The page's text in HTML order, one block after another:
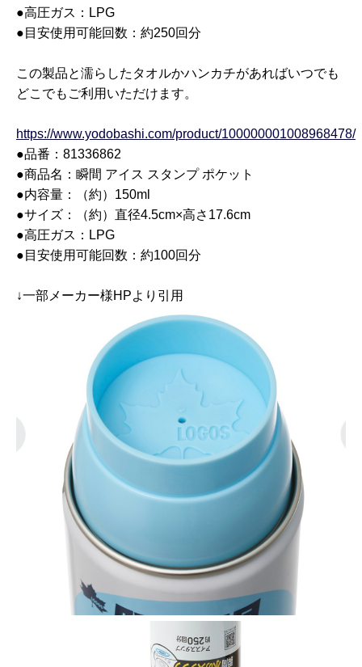
●高圧ガス：LPG
●目安使用可能回数：約250回分
この製品と濡らしたタオルかハンカチがあればいつでも
どこでもご利用いただけます。
https://www.yodobashi.com/product/100000001008968478/
●品番：81336862
●商品名：瞬間 アイス スタンプ ポケット
●内容量：（約）150ml
●サイズ：（約）直径4.5cm×高さ17.6cm
●高圧ガス：LPG
●目安使用可能回数：約100回分
↓一部メーカー様HPより引用